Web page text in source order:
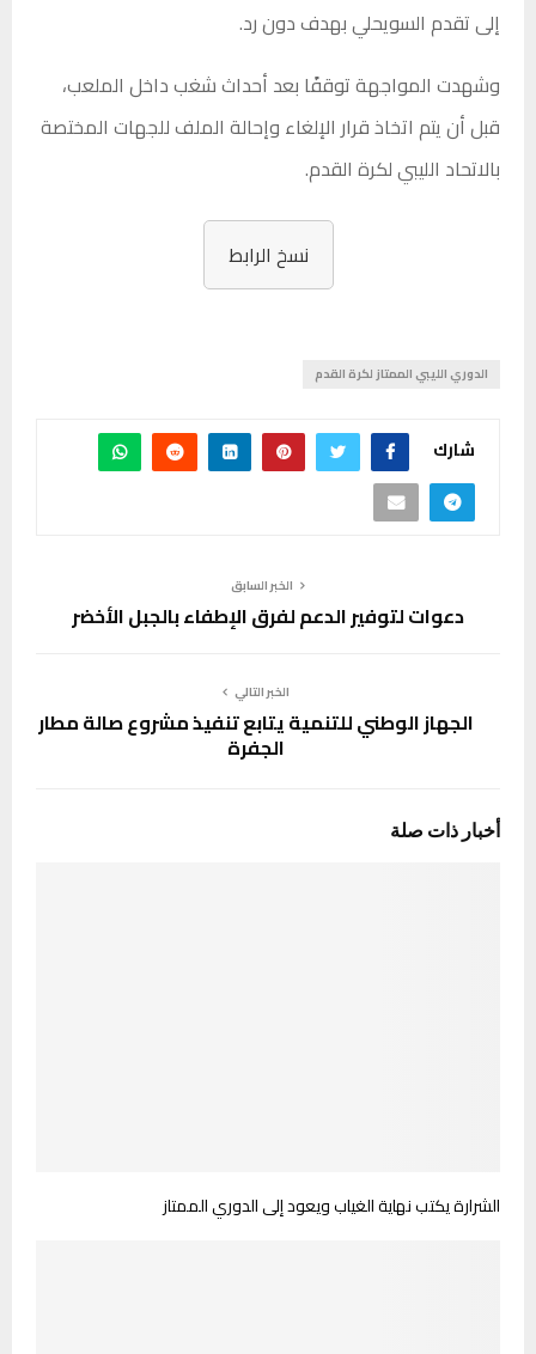
إلى تقدم السويحلي بهدف دون رد.
وشهدت المواجهة توقفًا بعد أحداث شغب داخل الملعب،
قبل أن يتم اتخاذ قرار الإلغاء وإحالة الملف للجهات المختصة
بالاتحاد الليبي لكرة القدم.
نسخ الرابط
الدوري الليبي الممتاز لكرة القدم
شارك
الخبر السابق
دعوات لتوفير الدعم لفرق الإطفاء بالجبل الأخضر
الخبر التالي
الجهاز الوطني للتنمية يتابع تنفيذ مشروع صالة مطار
الجفرة
أخبار ذات صلة
الشرارة يكتب نهاية الغياب ويعود إلى الدوري الممتاز